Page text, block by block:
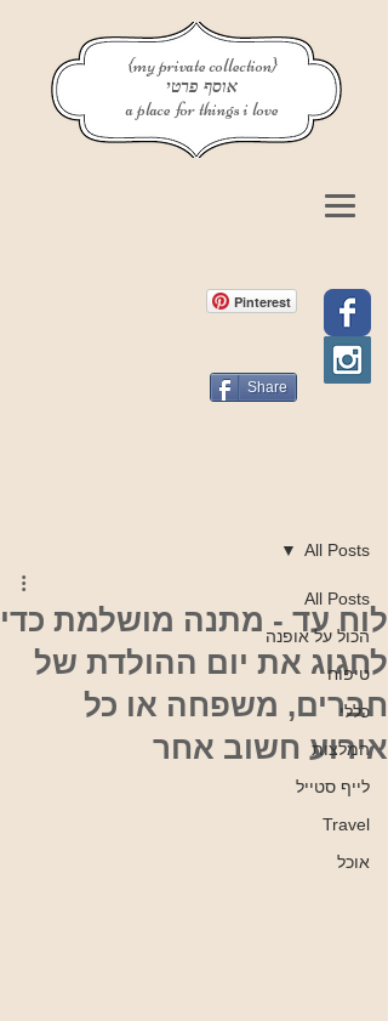
{my private collection}
אוסף פרטי
a place for things i love
Pinterest
Share
All Posts
הכול על אופנה
טיפוח
כללי
המלצות
לייף סטייל
Travel
אוכל
All Posts
לוח עד - מתנה מושלמת כדי
לחגוג את יום ההולדת של
חברים, משפחה או כל
אירוע חשוב אחר